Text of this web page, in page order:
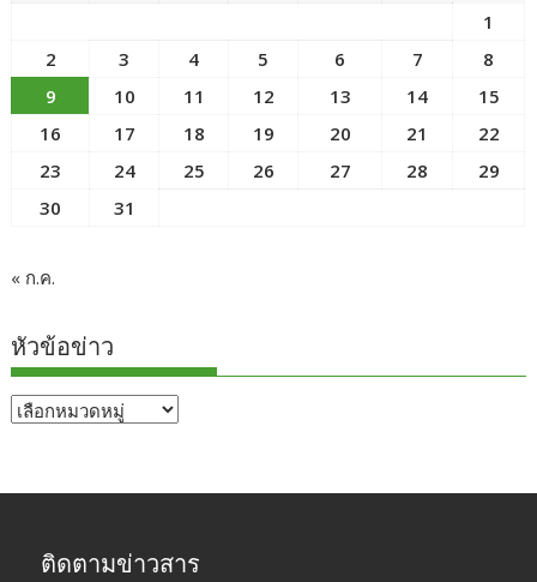
1
2
3 4 5 6 7
8
9
10 11 12 13 14
15
16
17 18 19 20 21
22
23
24 25 26 27 28
29
30
31
« ก.ค.
หัวข้อข่าว
หัวข้อ
ติดตามข่าวสาร